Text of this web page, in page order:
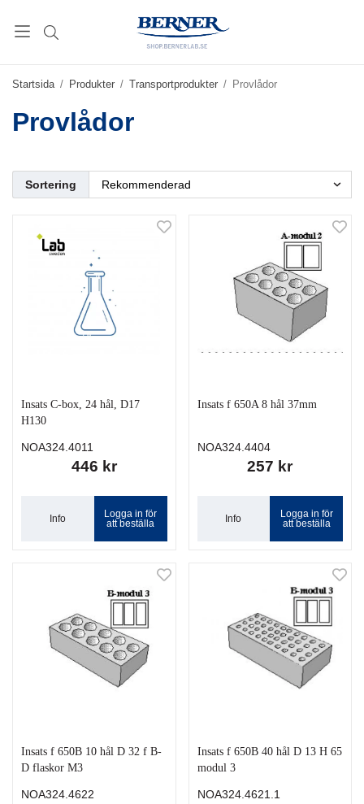
Startsida / Produkter / Transportprodukter / Provlådor
Provlådor
Sortering
Insats C-box, 24 hål, D17
H130
NOA324.4011
446 kr
Info
Logga in för
att beställa
Insats f 650A 8 hål 37mm
NOA324.4404
257 kr
Info
Logga in för
att beställa
Insats f 650B 10 hål D 32 f B-
D flaskor M3
NOA324.4622
Insats f 650B 40 hål D 13 H 65
modul 3
NOA324.4621.1